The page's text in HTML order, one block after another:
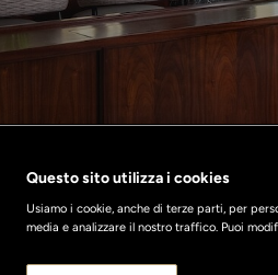
Questo sito utilizza i cookies
Usiamo i cookie, anche di terze parti, per
media e analizzare il nostro traffico. Puoi